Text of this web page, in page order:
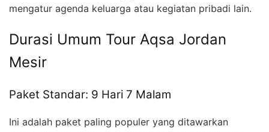
mengatur agenda keluarga atau kegiatan pribadi lain.
Durasi Umum Tour Aqsa Jordan
Mesir
Paket Standar: 9 Hari 7 Malam
Ini adalah paket paling populer yang ditawarkan